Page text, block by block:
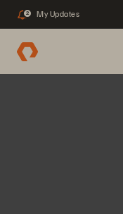
2 My Updates